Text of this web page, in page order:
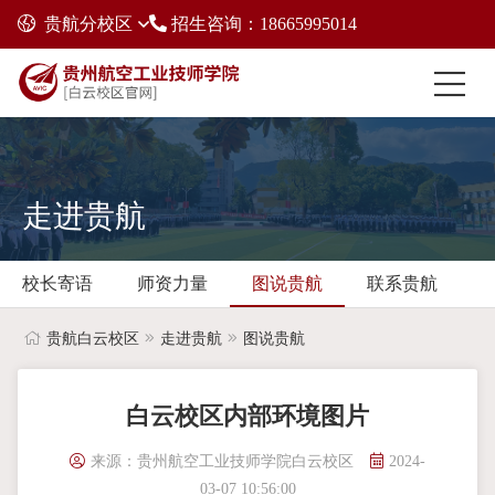
贵航分校区 招生咨询：18665995014
走进贵航
校长寄语 师资力量 图说贵航 联系贵航
贵航白云校区 走进贵航 图说贵航
白云校区内部环境图片
来源：贵州航空工业技师学院白云校区
2024-
03-07 10:56:00